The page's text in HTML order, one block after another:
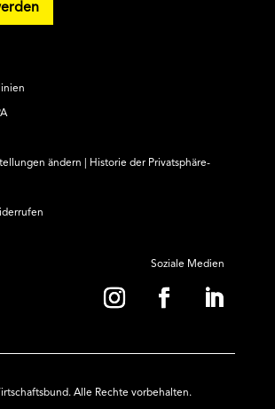
ändern Historie der Privatsphäre-
Soziale Medien
Alle Rechte vorbehalten.